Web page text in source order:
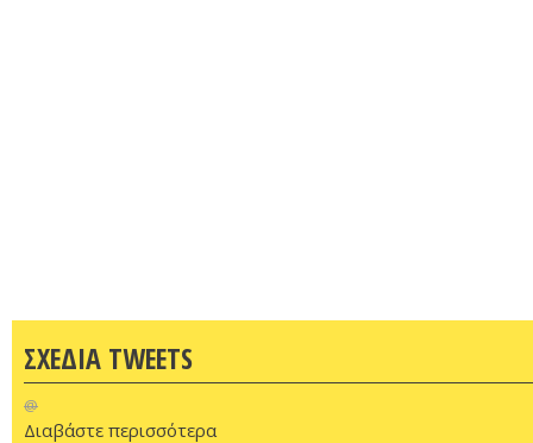
ΣΧΕΔΙΑ TWEETS
@
Διαβάστε περισσότερα